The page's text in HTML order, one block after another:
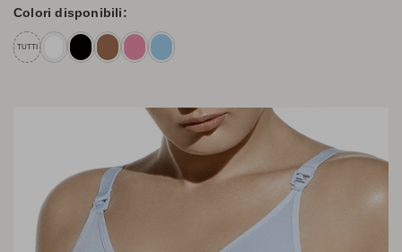
Colori disponibili:
TUTTI